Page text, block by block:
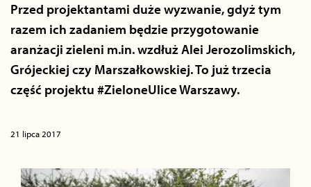
Przed projektantami duże wyzwanie, gdyż tym
razem ich zadaniem będzie przygotowanie
aranżacji zieleni m.in. wzdłuż Alei Jerozolimskich,
Grójeckiej czy Marszałkowskiej. To już trzecia
część projektu #ZieloneUlice Warszawy.
21 lipca 2017